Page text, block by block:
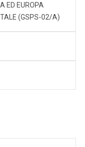
ED EUROPA
(GSPS-02/A)